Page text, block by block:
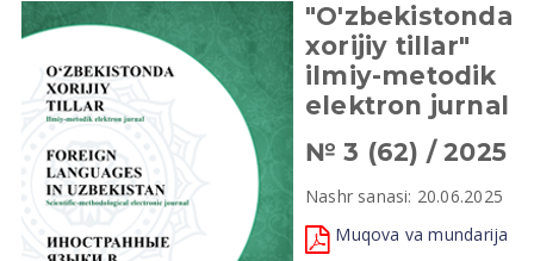
"O'zbekistonda
xorijiy tillar"
ilmiy-metodik
elektron jurnal
№ 3 (62) / 2025
Nashr sanasi: 20.06.2025
Muqova va mundarija